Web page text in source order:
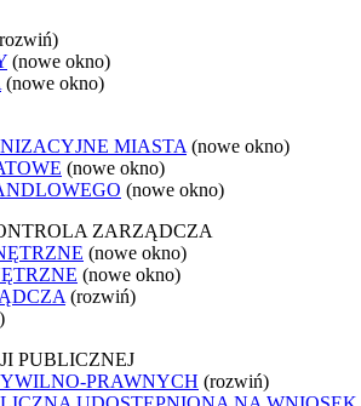
(nowe okno)
(nowe okno)
MIASTA (nowe okno)
(nowe okno)
(nowe okno)
ZARZĄDCZA
(nowe okno)
(nowe okno)
(rozwiń)
PUBLICZNEJ
PRAWNYCH (rozwiń)